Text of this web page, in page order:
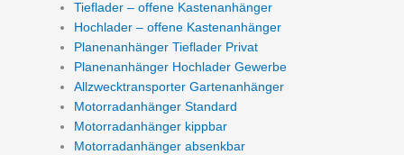
Tieflader – offene Kastenanhänger
Hochlader – offene Kastenanhänger
Planenanhänger Tieflader Privat
Planenanhänger Hochlader Gewerbe
Allzwecktransporter Gartenanhänger
Motorradanhänger Standard
Motorradanhänger kippbar
Motorradanhänger absenkbar